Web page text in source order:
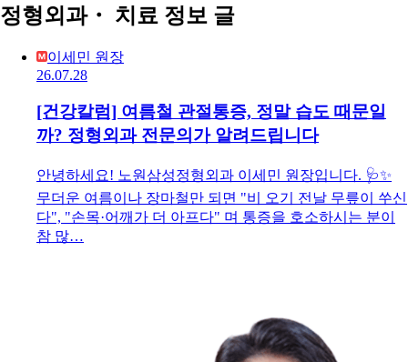
정형외과・ 치료 정보 글
이세민 원장
26.07.28
[건강칼럼] 여름철 관절통증, 정말 습도 때문일
까? 정형외과 전문의가 알려드립니다
안녕하세요! 노원삼성정형외과 이세민 원장입니다. 🩺✨
무더운 여름이나 장마철만 되면 "비 오기 전날 무릎이 쑤신
다", "손목·어깨가 더 아프다" 며 통증을 호소하시는 분이
참 많…